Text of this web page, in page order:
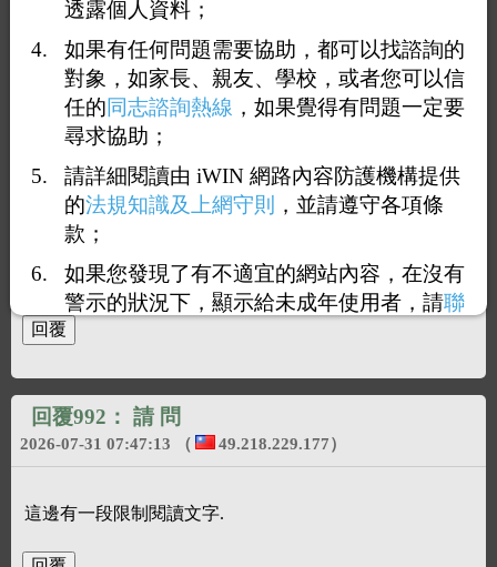
<< 1 ... 96 97 98 99 100
回覆991： 大屌婊弟
2026-07-31 07:46:42（ 101.10.84.30）
可1可0
嫩穴弟自介？
回覆992： 請 問
2026-07-31 07:47:13 （ 49.218.229.177）
這邊有一段限制閱讀文字.
透露個人資料；
如果有任何問題需要協助，都可以找諮詢的
對象，如家長、親友、學校，或者您可以信
任的同志諮詢熱線 ，如果覺得有問題一定要
尋求協助；
請詳細閱讀由 iWIN 網路內容防護機構提供
的法規知識及上網守則
，並請遵守各項條
款；
如果您發現了有不適宜的網站內容，在沒有
警示的狀況下，顯示給未成年使用者，請聯
絡我們